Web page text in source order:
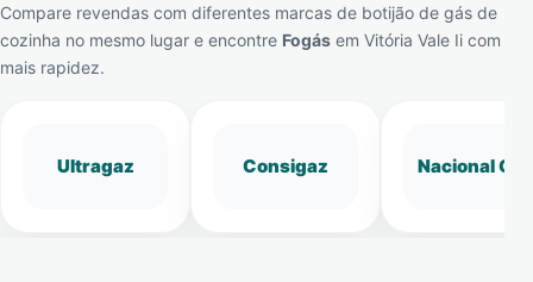
Compare revendas com diferentes marcas de botijão de gás de
cozinha no mesmo lugar e encontre Fogás em Vitória Vale Ii com
mais rapidez.
Ultragaz Consigaz Nacional Gás